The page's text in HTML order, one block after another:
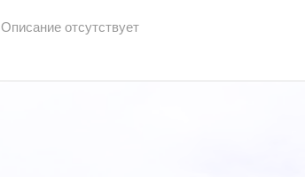
Описание отсутствует